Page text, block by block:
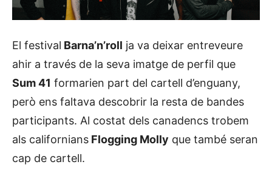
El festival Barna’n’roll ja va deixar entreveure
ahir a través de la seva imatge de perfil que
Sum 41 formarien part del cartell d’enguany,
però ens faltava descobrir la resta de bandes
participants. Al costat dels canadencs trobem
als californians Flogging Molly que també seran
cap de cartell.